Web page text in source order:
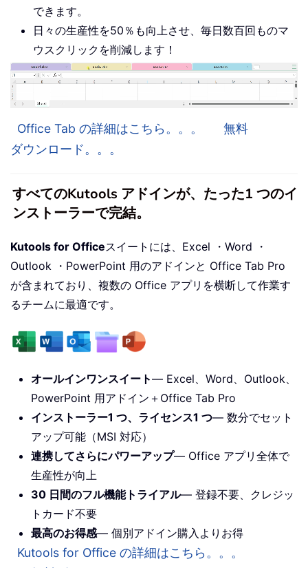
できます。
日々の生産性を50％も向上させ、毎日数百回ものマ
ウスクリックを削減します！
Office Tab の詳細はこちら。。。
無料
ダウンロード。。。
すべてのKutools アドインが、たった1 つのイ
ンストーラーで完結。
Kutools for Officeスイートには、Excel ・Word ・
Outlook ・PowerPoint 用のアドインと Office Tab Pro
が含まれており、複数の Office アプリを横断して作業す
るチームに最適です。
オールインワンスイート— Excel、Word、Outlook、
PowerPoint 用アドイン＋Office Tab Pro
インストーラー1 つ、ライセンス1 つ— 数分でセット
アップ可能（MSI 対応）
連携してさらにパワーアップ— Office アプリ全体で
生産性が向上
30 日間のフル機能トライアル— 登録不要、クレジッ
トカード不要
最高のお得感— 個別アドイン購入よりお得
Kutools for Office の詳細はこちら。。。